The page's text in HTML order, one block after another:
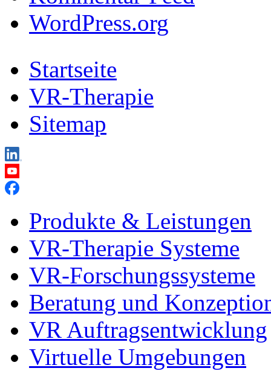
WordPress.org
Startseite
VR-Therapie
Sitemap
Produkte & Leistungen
VR-Therapie Systeme
VR-Forschungssysteme
Beratung und
VR Auftragsentwicklung
Virtuelle Umgebungen